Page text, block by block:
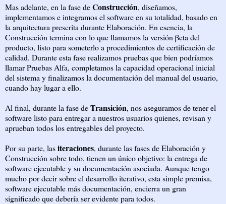
Mas adelante, en la fase deConstrucción, diseñamos,
implementamos e integramos el software en su totalidad, basado en
la arquitectura prescrita durante Elaboración. En esencia, la
Construcción termina con lo que llamamos la versión βeta del
producto, listo para someterlo a procedimientos de certificación de
calidad. Durante esta fase realizamos pruebas que bien podríamos
llamar Pruebas Alfa, completamos la capacidad operacional inicial
del sistema y finalizamos la documentación del manual del usuario,
cuando hay lugar a ello.
Al final, durante la fase deTransición, nos aseguramos de tener el
software listo para entregar a nuestros usuarios quienes, revisan y
aprueban todos los entregables del proyecto.
Por su parte, lasiteraciones, durante las fases de Elaboración y
Construcción sobre todo, tienen un único objetivo: la entrega de
software ejecutable y su documentación asociada. Aunque tengo
mucho por decir sobre el desarrollo iterativo, esta simple premisa,
software ejecutable más documentación, encierra un gran
significado que debería ser evidente para todos.